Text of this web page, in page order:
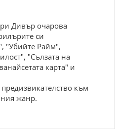
Дивър очарова
си
"Убийте Райм",
"Сълзата на
карта" и
към
жанр.